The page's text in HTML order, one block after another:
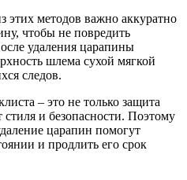
этих методов важно аккуратно
чтобы не повредить
удаления царапины
шлема сухой мягкой
следов.
– это не только защита
и безопасности. Поэтому
царапин помогут
и продлить его срок